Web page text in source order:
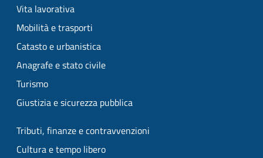
Vita lavorativa
Mobilità e trasporti
Catasto e urbanistica
Anagrafe e stato civile
Turismo
Giustizia e sicurezza pubblica
Tributi, finanze e contravvenzioni
Cultura e tempo libero